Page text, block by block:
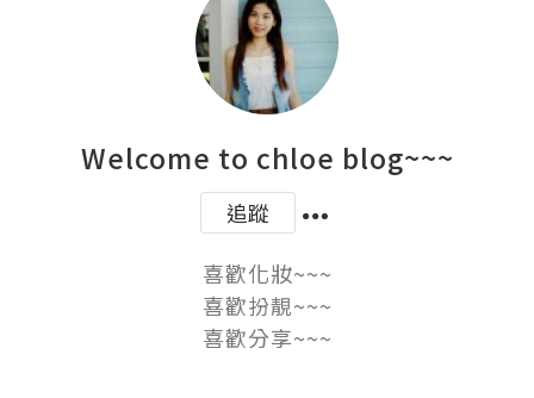
Welcome to chloe blog~~~
追蹤
喜歡化妝~~~
喜歡扮靚~~~
喜歡分享~~~